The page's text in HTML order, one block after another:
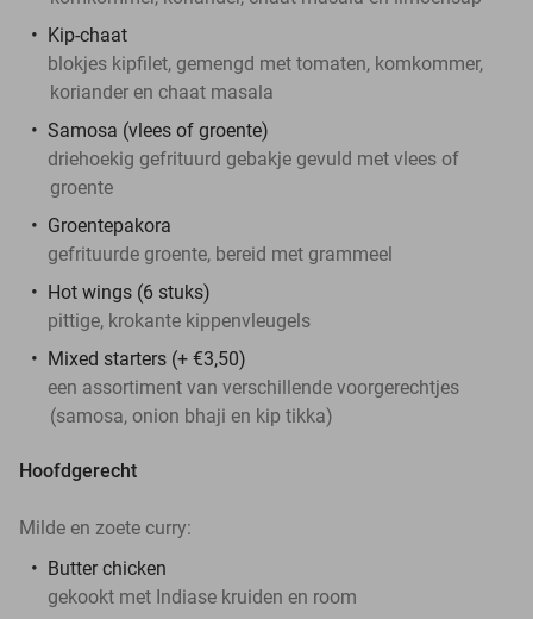
Kip-chaat
blokjes kipfilet, gemengd met tomaten, komkommer,
koriander en chaat masala
Samosa (vlees of groente)
driehoekig gefrituurd gebakje gevuld met vlees of
groente
Groentepakora
gefrituurde groente, bereid met grammeel
Hot wings (6 stuks)
pittige, krokante kippenvleugels
Mixed starters (+ €3,50)
een assortiment van verschillende voorgerechtjes
(samosa, onion bhaji en kip tikka)
Hoofdgerecht
Milde en zoete curry:
Butter chicken
gekookt met Indiase kruiden en room